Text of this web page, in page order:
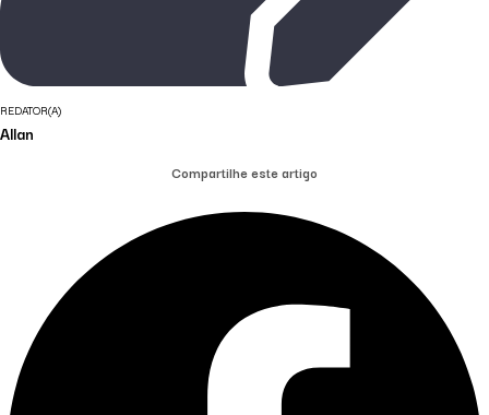
REDATOR(A)
Allan
Compartilhe este artigo